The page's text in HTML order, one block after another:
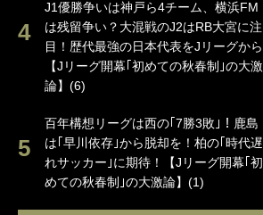
J1優勝争いは神戸ら4チーム、横浜FM
は残留争い？大混戦のJ2はRB大宮に注
目！歴代最強の日本代表をJリーグから
【Jリーグ開幕｢初めての秋春制｣の大激
論】(6)
百年構想リーグは西の｢7勝3敗｣！鹿島
は｢早川依存｣から脱却を！柏の｢時代遅
れサッカー｣に期待！【Jリーグ開幕｢初
めての秋春制｣の大激論】(1)